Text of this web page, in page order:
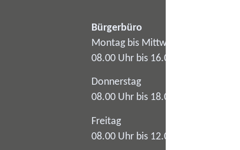
Bürgerbüro
Montag bis Mittwoch
08.00 Uhr bis 16.00 Uhr
Donnerstag
08.00 Uhr bis 18.00 Uhr
Freitag
08.00 Uhr bis 12.00 Uhr